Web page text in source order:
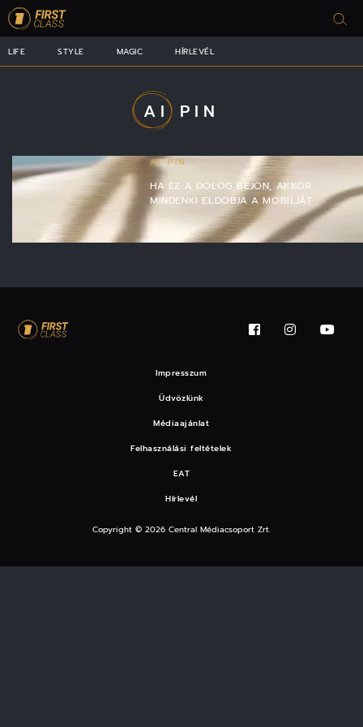
LIFE STYLE MAGIC HÍRLEVÉL
AI PIN
AI PIN
HA EZ A DOLOG BEJÖN, AKKOR
MINDENKI ELDOBJA A MOBILJÁT
Impresszum
Üdvözlünk
Médiaajánlat
Felhasználási feltételek
EAT
Hírlevél
Copyright © 2026 Central Médiacsoport Zrt.